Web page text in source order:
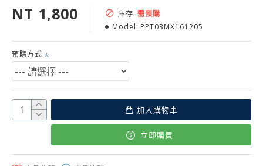
NT 1,800 庫存: 需預購
Model: PPT03MX161205
預購方式
加入購物車
立即購買